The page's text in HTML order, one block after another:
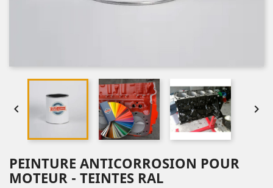
 
PEINTURE ANTICORROSION POUR
MOTEUR - TEINTES RAL